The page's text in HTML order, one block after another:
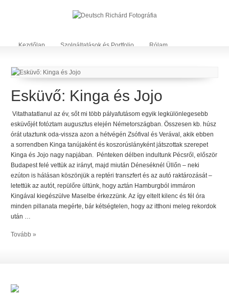
Kezdőlap Szolgáltatások és Portfolio Rólam
Kapcsolat&Árak Blog
Esküvő: Kinga és Jojo
Vitathatatlanul az év, sőt mi több pályafutásom egyik legkülönlegesebb
esküvőjét fotóztam augusztus elején Németországban. Összesen kb. húsz
órát utaztunk oda-vissza azon a hétvégén Zsófival és Verával, akik ebben
a sorrendben Kinga tanújaként és koszorúslányként játszottak szerepet
Kinga és Jojo nagy napjában. Pénteken délben indultunk Pécsről, először
Budapest felé vettük az irányt, majd miután Déneséknél Üllőn – neki
ezúton is hálásan köszönjük a reptéri transzfert és az autó raktározását –
letettük az autót, repülőre ültünk, hogy aztán Hamburgból immáron
Kingával kiegészülve Maselbe érkezzünk. Az így eltelt kilenc és fél óra
minden pillanata megérte, bár kétségtelen, hogy az itthoni meleg rekordok
után …
Tovább »